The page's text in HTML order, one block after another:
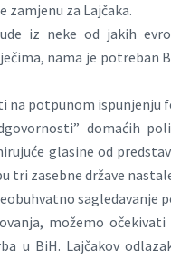
zamjenu za Lajčaka.
iz neke od jakih
nama je potreban
potpunom ispunjenju
domaćih
glasine od
tri zasebne države
sagledavanje
možemo
u BiH. Lajčakov